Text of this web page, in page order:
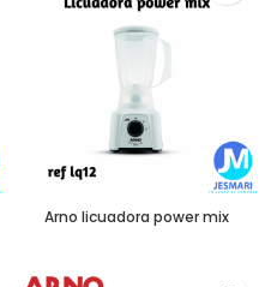
Arno licuadora power mix